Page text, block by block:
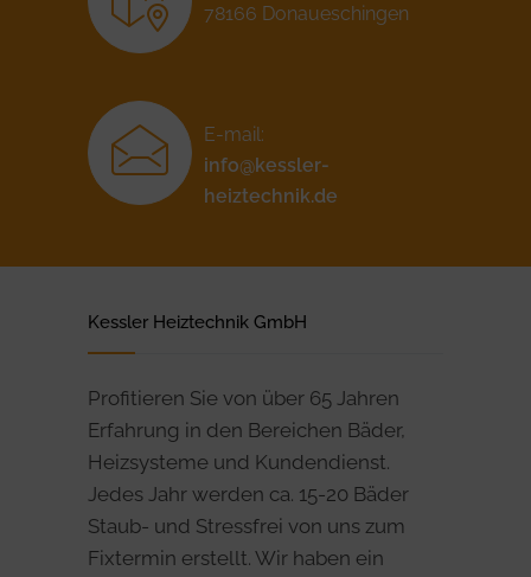
78166 Donaueschingen
E-mail:
info@kessler-
heiztechnik.de
Kessler Heiztechnik GmbH
Profitieren Sie von über 65 Jahren
Erfahrung in den Bereichen Bäder,
Heizsysteme und Kundendienst.
Jedes Jahr werden ca. 15-20 Bäder
Staub- und Stressfrei von uns zum
Fixtermin erstellt. Wir haben ein